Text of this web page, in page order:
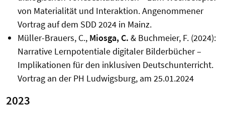
von Materialität und Interaktion. Angenommener
Vortrag auf dem SDD 2024 in Mainz.
Müller-Brauers, C., Miosga, C. & Buchmeier, F. (2024):
Narrative Lernpotentiale digitaler Bilderbücher –
Implikationen für den inklusiven Deutschunterricht.
Vortrag an der PH Ludwigsburg, am 25.01.2024
2023